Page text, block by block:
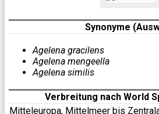
Synonyme
Agelena gracilens
Agelena mengeella
Agelena similis
Verbreitung nach World
Mitteleuropa, Mittelmeer bis